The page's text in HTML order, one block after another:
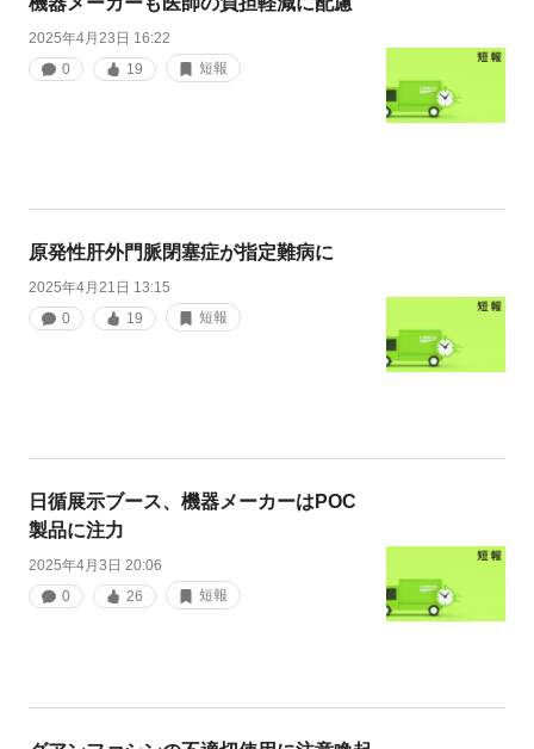
2025年4月23日 16:22
0
19 短報
原発性肝外門脈閉塞症が指定難病に
2025年4月21日 13:15
0
19 短報
日循展示ブース、機器メーカーはPOC
製品に注力
2025年4月3日 20:06
0
26 短報